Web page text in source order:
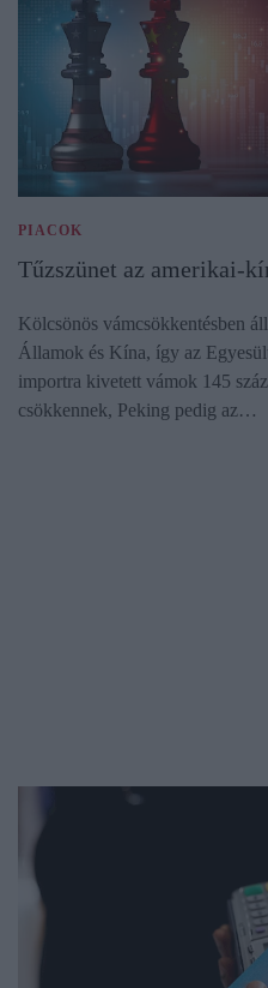
PIACOK
Tűzszünet az amerikai-
Kölcsönös vámcsökkentésben
Államok és Kína, így az
importra kivetett vámok 145
csökkennek, Peking pedig az…